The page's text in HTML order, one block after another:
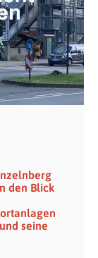
den Blick
seine